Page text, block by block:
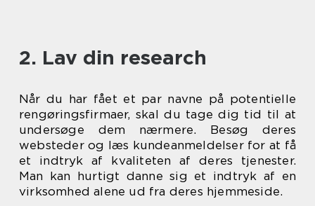
2. Lav din research
Når du har fået et par navne på potentielle
rengøringsfirmaer, skal du tage dig tid til at
undersøge dem nærmere. Besøg deres
websteder og læs kundeanmeldelser for at få
et indtryk af kvaliteten af deres tjenester.
Man kan hurtigt danne sig et indtryk af en
virksomhed alene ud fra deres hjemmeside.